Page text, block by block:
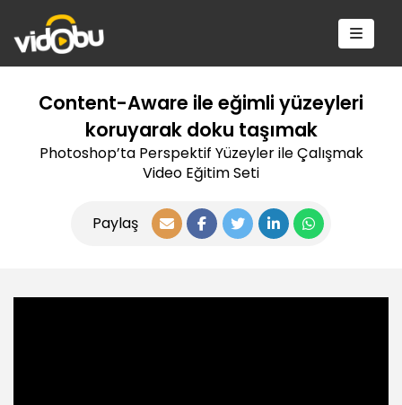
Content-Aware ile eğimli yüzeyleri
koruyarak doku taşımak
Photoshop’ta Perspektif Yüzeyler ile Çalışmak
Video Eğitim Seti
Paylaş